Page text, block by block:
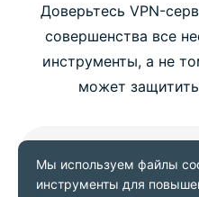
Доверьтесь VPN-
совершенства все
инструменты, а не
может